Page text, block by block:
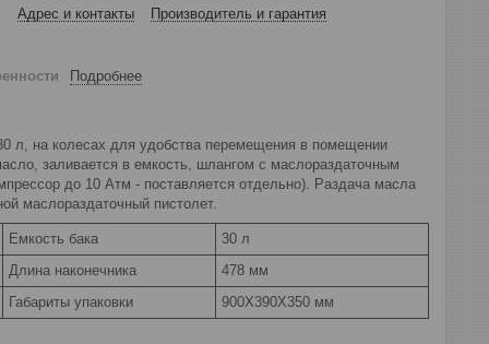
Адрес и контакты Производитель и гарантия
Подробнее
л, на колесах для удобства перемещения в помещении
заливается в емкость, шлангом с маслораздаточным
до 10 Атм - поставляется отдельно). Раздача масла
маслораздаточный пистолет.
Емкость бака
30 л
Длина наконечника
478 мм
Габариты упаковки
900X390X350 мм